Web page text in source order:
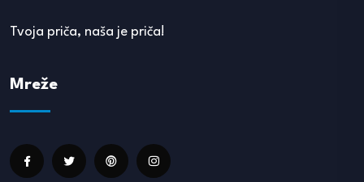
Tvoja priča, naša je priča!
Mreže